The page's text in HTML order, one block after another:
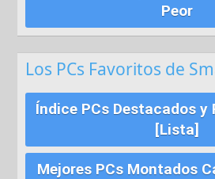
Peor
Los PCs Favoritos de
Índice PCs Destacados y
[Lista]
Mejores PCs Montados